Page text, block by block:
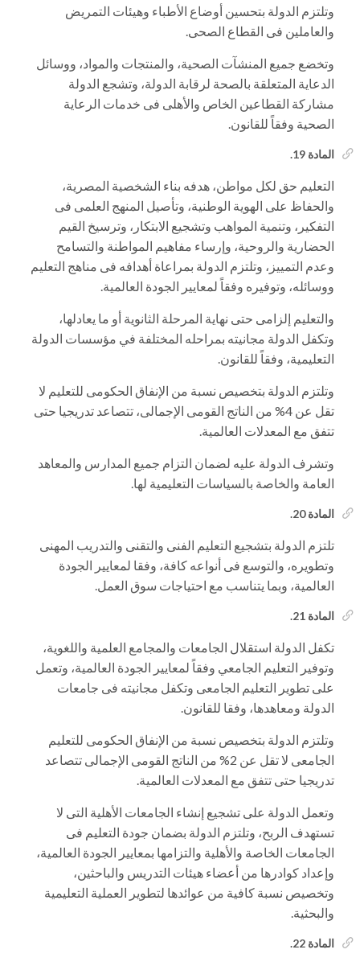
وتلتزم الدولة بتحسين أوضاع الأطباء وهيئات التمريض
والعاملين فى القطاع الصحى.
وتخضع جميع المنشآت الصحية، والمنتجات والمواد، ووسائل
الدعاية المتعلقة بالصحة لرقابة الدولة، وتشجع الدولة
مشاركة القطاعين الخاص والأهلى فى خدمات الرعاية
الصحية وفقاً للقانون.
المادة 19.
التعليم حق لكل مواطن، هدفه بناء الشخصية المصرية،
والحفاظ على الهوية الوطنية، وتأصيل المنهج العلمى فى
التفكير، وتنمية المواهب وتشجيع الابتكار، وترسيخ القيم
الحضارية والروحية، وإرساء مفاهيم المواطنة والتسامح
وعدم التمييز، وتلتزم الدولة بمراعاة أهدافه فى مناهج التعليم
ووسائله، وتوفيره وفقاً لمعايير الجودة العالمية.
والتعليم إلزامى حتى نهاية المرحلة الثانوية أو ما يعادلها،
وتكفل الدولة مجانيته بمراحله المختلفة في مؤسسات الدولة
التعليمية، وفقاً للقانون.
وتلتزم الدولة بتخصيص نسبة من الإنفاق الحكومى للتعليم لا
تقل عن 4% من الناتج القومى الإجمالى، تتصاعد تدريجيا حتى
تتفق مع المعدلات العالمية.
وتشرف الدولة عليه لضمان التزام جميع المدارس والمعاهد
العامة والخاصة بالسياسات التعليمية لها.
المادة 20.
تلتزم الدولة بتشجيع التعليم الفنى والتقنى والتدريب المهنى
وتطويره، والتوسع فى أنواعه كافة، وفقا لمعايير الجودة
العالمية، وبما يتناسب مع احتياجات سوق العمل.
المادة 21.
تكفل الدولة استقلال الجامعات والمجامع العلمية واللغوية،
وتوفير التعليم الجامعي وفقاً لمعايير الجودة العالمية، وتعمل
على تطوير التعليم الجامعى وتكفل مجانيته فى جامعات
الدولة ومعاهدها، وفقا للقانون.
وتلتزم الدولة بتخصيص نسبة من الإنفاق الحكومى للتعليم
الجامعى لا تقل عن 2% من الناتج القومى الإجمالى تتصاعد
تدريجيا حتى تتفق مع المعدلات العالمية.
وتعمل الدولة على تشجيع إنشاء الجامعات الأهلية التى لا
تستهدف الربح، وتلتزم الدولة بضمان جودة التعليم فى
الجامعات الخاصة والأهلية والتزامها بمعايير الجودة العالمية،
وإعداد كوادرها من أعضاء هيئات التدريس والباحثين،
وتخصيص نسبة كافية من عوائدها لتطوير العملية التعليمية
والبحثية.
المادة 22.